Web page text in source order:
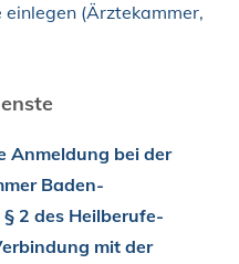
(Ärztekammer,
Anmeldung bei der
Baden-
2 des Heilberufe-
mit der